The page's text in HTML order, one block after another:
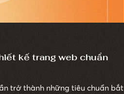
kế trang web chuẩn
trở thành những tiêu chuẩn bắt